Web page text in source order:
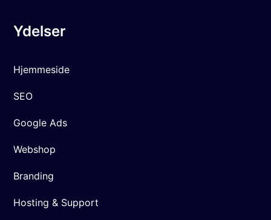
Ydelser
Hjemmeside
SEO
Google Ads
Webshop
Branding
Hosting & Support